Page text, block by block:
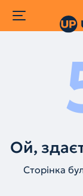
Ой,
Сторінка